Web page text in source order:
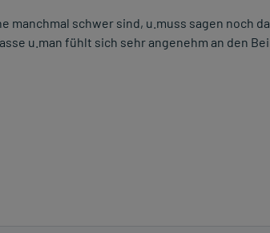
manchmal schwer sind, u.muss sagen noch
u.man fühlt sich sehr angenehm an den